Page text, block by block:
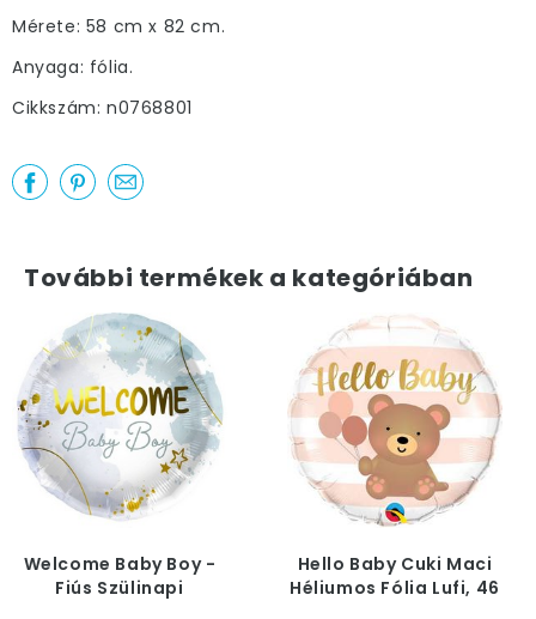
Mérete: 58 cm x 82 cm.
Anyaga: fólia.
Cikkszám: n0768801
További termékek a kategóriában
Welcome Baby Boy -
Fiús Szülinapi
Hello Baby Cuki Maci
Héliumos Fólia Lufi, 46